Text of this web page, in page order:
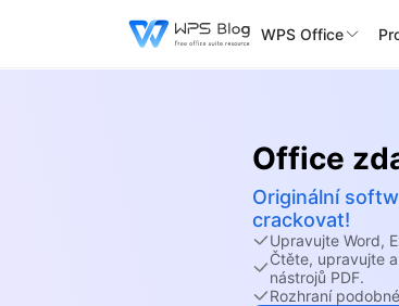
WPS Office
Office
Originální
crackovat!
Upravujte Word,
Čtěte, upravujte
nástrojů PDF.
Rozhraní